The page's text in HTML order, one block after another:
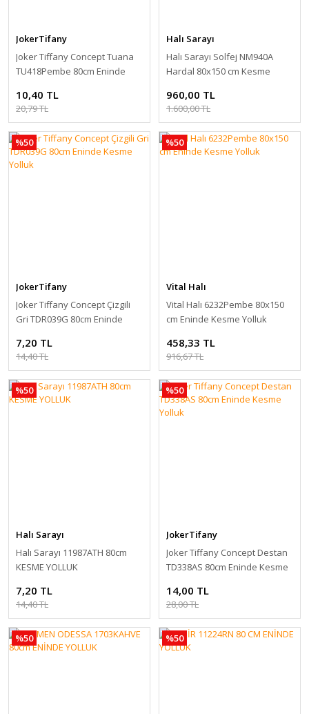
JokerTifany
Joker Tiffany Concept Tuana
TU418Pembe 80cm Eninde
10,40 TL
20,79 TL
Halı Sarayı
Halı Sarayı Solfej NM940A
Hardal 80x150 cm Kesme
960,00 TL
1.600,00 TL
%50
JokerTifany
Joker Tiffany Concept Çizgili
Gri TDR039G 80cm Eninde
7,20 TL
14,40 TL
%50
Vital Halı
Vital Halı 6232Pembe 80x150
cm Eninde Kesme Yolluk
458,33 TL
916,67 TL
%50
Halı Sarayı
Halı Sarayı 11987ATH 80cm
KESME YOLLUK
7,20 TL
14,40 TL
%50
JokerTifany
Joker Tiffany Concept Destan
TD338AS 80cm Eninde Kesme
14,00 TL
28,00 TL
%50 %50